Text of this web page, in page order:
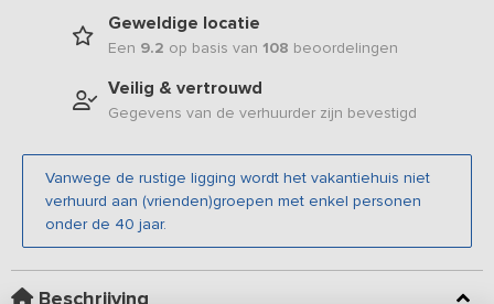
Geweldige locatie
Een 9.2 op basis van 108 beoordelingen
Veilig & vertrouwd
Gegevens van de verhuurder zijn bevestigd
Vanwege de rustige ligging wordt het vakantiehuis niet
verhuurd aan (vrienden)groepen met enkel personen
onder de 40 jaar.
Beschrijving